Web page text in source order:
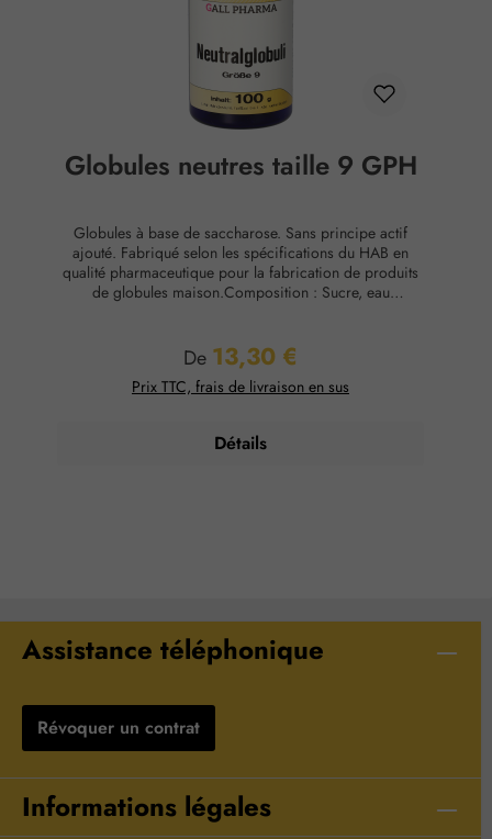
Globules neutres taille 9 GPH
Globules à base de saccharose. Sans principe actif
ajouté. Fabriqué selon les spécifications du HAB en
qualité pharmaceutique pour la fabrication de produits
de globules maison.Composition : Sucre, eau
Prix régulier :
De 13,30 €
Prix TTC, frais de livraison en sus
Détails
Assistance téléphonique
Révoquer un contrat
Informations légales